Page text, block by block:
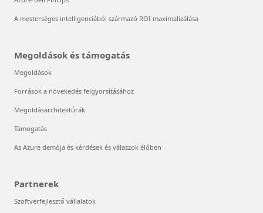
A mesterséges intelligenciából származó ROI maximalizálása
Megoldások és támogatás
Megoldások
Források a növekedés felgyorsításához
Megoldásarchitektúrák
Támogatás
Az Azure demója és kérdések és válaszok élőben
Partnerek
Szoftverfejlesztő vállalatok